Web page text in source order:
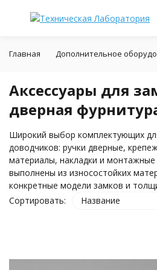
Главная Дополнительное
Аксессуары для
дверная
Широкий выбор комплектующих
доводчиков: ручки дверные,
материалы, накладки и
выполнены из износостойких
конкретные модели замков и
Сортировать:
Название